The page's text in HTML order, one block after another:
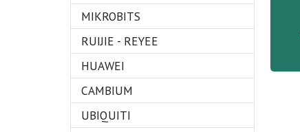
MIKROBITS
RUIJIE - REYEE
HUAWEI
CAMBIUM
UBIQUITI